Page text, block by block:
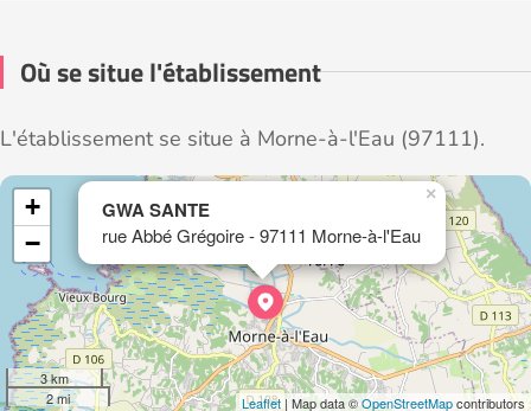
Où se situe l'établissement
L'établissement se situe à Morne-à-l'Eau (97111).
GWA SANTE
rue Abbé Grégoire - 97111 Morne-à-l'Eau
×
+
−
3 km
2 mi
Leaflet | Map data ©OpenStreetMapcontributors